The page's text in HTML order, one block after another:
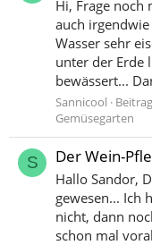
Hi, Frage noch
auch
Wasser sehr
unter der Erde
bewässert...
Sannicool
Gemüsegarten
S Der Wein-
Hallo Sandor,
gewesen... Ich
nicht, dann
schon mal